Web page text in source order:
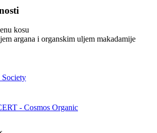
kosu
argana i organskim uljem makadamije
Society
- Cosmos Organic